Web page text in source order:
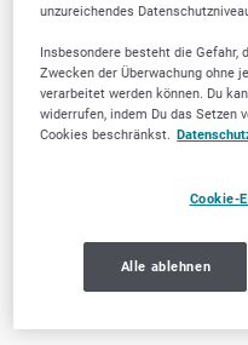
Weitere
unzureichendes
Insbesondere besteht die Gefahr,
Zwecken der Überwachung ohne
verarbeitet werden können. Du
widerrufen, indem Du das Setzen
Cookies beschränkst.
Cookie-
Alle ablehnen